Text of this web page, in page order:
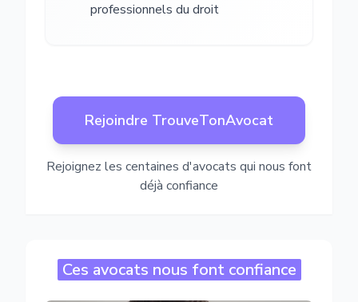
professionnels du droit
Rejoindre TrouveTonAvocat
Rejoignez les centaines d'avocats qui nous font
déjà confiance
Ces avocats nous font confiance